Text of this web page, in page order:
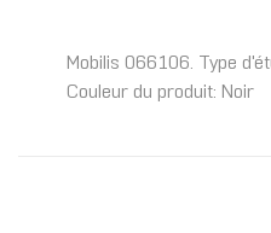
Mobilis 066106. Type
Couleur du produit: Noir